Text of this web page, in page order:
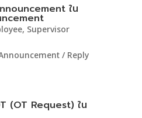
ใน
, Supervisor
/ Reply
(OT Request) ใน